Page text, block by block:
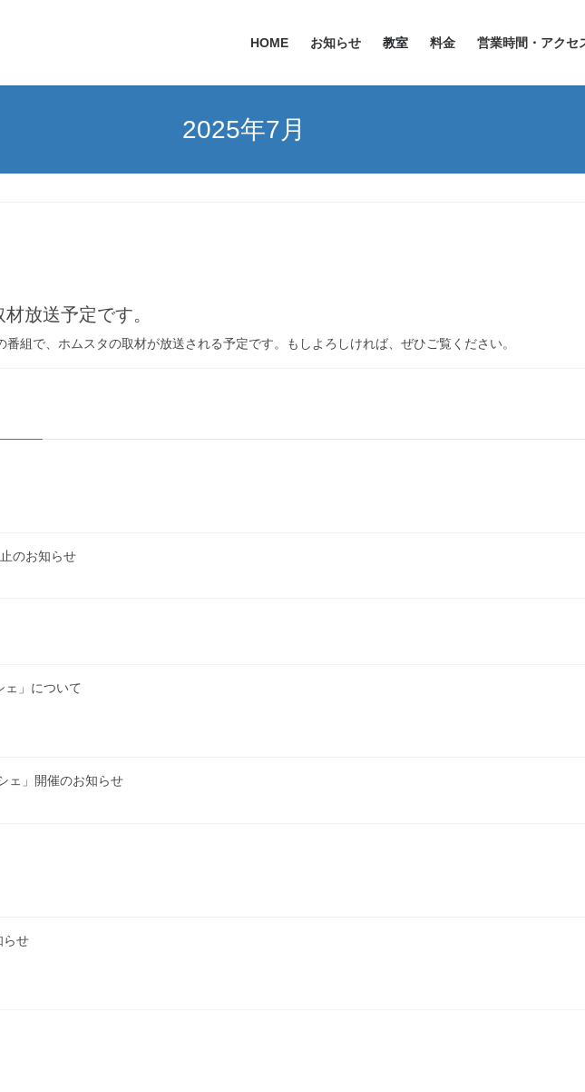
HOME お知らせ 教室 料金 営業時間・アクセ
2025年7月
放送予定です。
組で、ホムスタの取材が放送される予定です。もしよろしければ、ぜひご覧ください。
のお知らせ
」について
ェ」開催のお知らせ
らせ